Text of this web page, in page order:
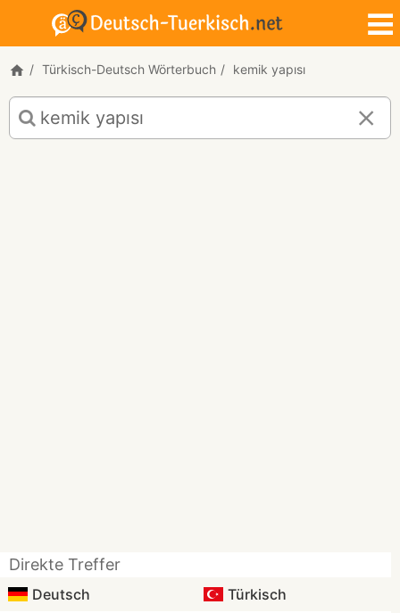
Türkisch-Deutsch Wörterbuch kemik yapısı
Türkisch-
Deutsch
Übersetzung
Direkte Treffer
Deutsch Türkisch